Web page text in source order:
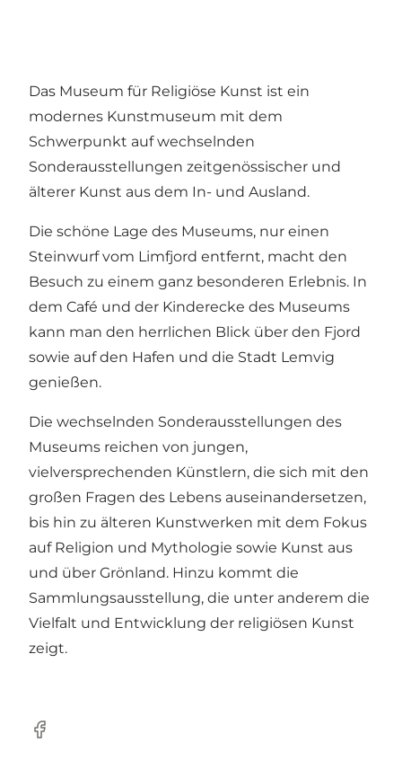
Das Museum für Religiöse Kunst ist ein
modernes Kunstmuseum mit dem
Schwerpunkt auf wechselnden
Sonderausstellungen zeitgenössischer und
älterer Kunst aus dem In- und Ausland.
Die schöne Lage des Museums, nur einen
Steinwurf vom Limfjord entfernt, macht den
Besuch zu einem ganz besonderen Erlebnis. In
dem Café und der Kinderecke des Museums
kann man den herrlichen Blick über den Fjord
sowie auf den Hafen und die Stadt Lemvig
genießen.
Die wechselnden Sonderausstellungen des
Museums reichen von jungen,
vielversprechenden Künstlern, die sich mit den
großen Fragen des Lebens auseinandersetzen,
bis hin zu älteren Kunstwerken mit dem Fokus
auf Religion und Mythologie sowie Kunst aus
und über Grönland. Hinzu kommt die
Sammlungsausstellung, die unter anderem die
Vielfalt und Entwicklung der religiösen Kunst
zeigt.
Facebook